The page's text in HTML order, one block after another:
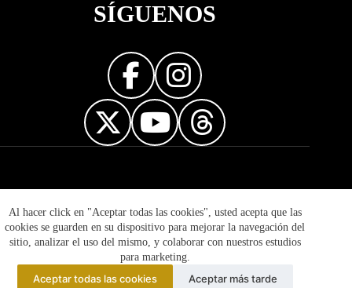
Al hacer click en "Aceptar todas las cookies", usted acepta que las
cookies se guarden en su dispositivo para mejorar la navegación del
sitio, analizar el uso del mismo, y colaborar con nuestros estudios
para marketing.
Aceptar todas las cookies Aceptar más tarde
SÍGUENOS